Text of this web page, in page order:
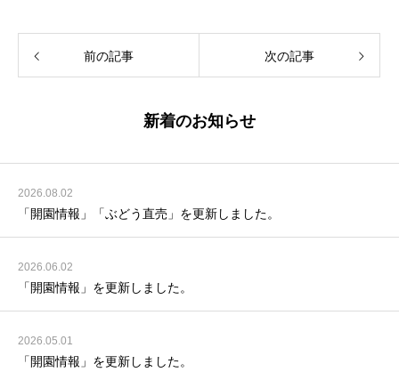
前の記事 次の記事
新着のお知らせ
2026.08.02
「開園情報」「ぶどう直売」を更新しました。
2026.06.02
「開園情報」を更新しました。
2026.05.01
「開園情報」を更新しました。